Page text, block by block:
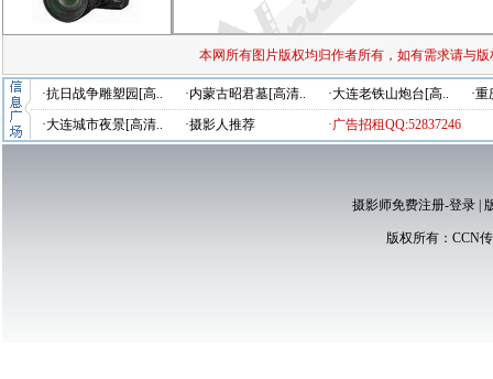
本网所有图片版权均归作者所有，如有需求请与
·抗日战争雕塑园[高.. ·内蒙古昭君墓[高清.. ·大连老铁山炮台[高..
·
·大连城市夜景[高清..
·摄影人推荐 ·广告招租QQ:52837246
摄影师免费注册-登录|
版权所有： CCN